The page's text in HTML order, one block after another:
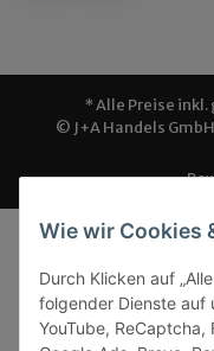
Wie wir Cookies
Durch Klicken auf
folgender Dienste auf
YouTube,
* Alle Preise inkl.
© J+A Handels GmbH